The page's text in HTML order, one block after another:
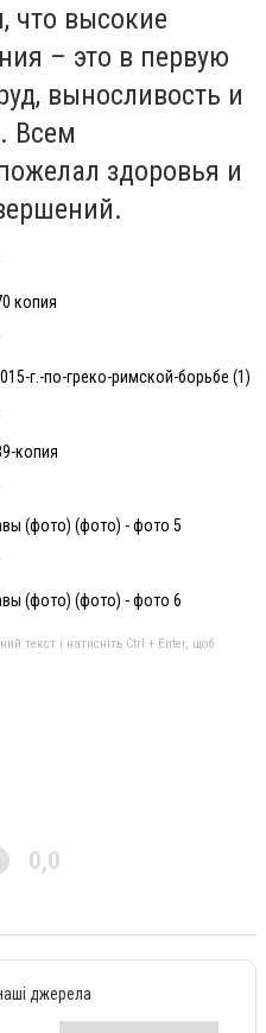
что высокие
– это в первую
выносливость и
Всем
здоровья и
копия
г.-по-греко-римской-борьбе (1)
копия
(фото) (фото) - фото 5
(фото) (фото) - фото 6
текст і натисніть Ctrl + Enter, щоб
0,0
джерела